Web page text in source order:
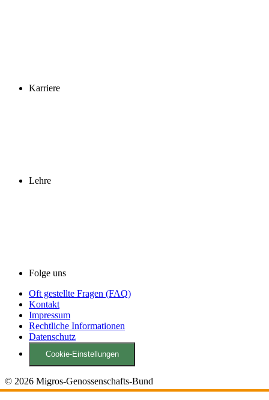
Karriere
Lehre
Folge uns
Oft gestellte Fragen (FAQ)
Kontakt
Impressum
Rechtliche Informationen
Datenschutz
Cookie-Einstellungen
© 2026 Migros-Genossenschafts-Bund